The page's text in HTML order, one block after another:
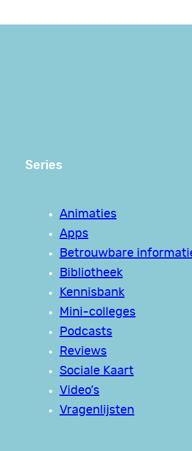
Series
Animaties
Apps
Betrouwbare
Bibliotheek
Kennisbank
Mini-colleges
Podcasts
Reviews
Sociale Kaart
Video’s
Vragenlijsten